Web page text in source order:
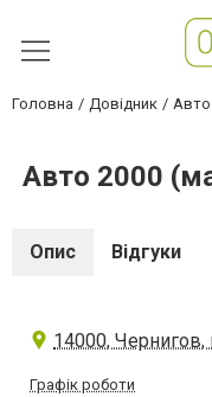
Головна Довідник Авто
Авто 2000
Опис Відгуки
14000,
Графік роботи